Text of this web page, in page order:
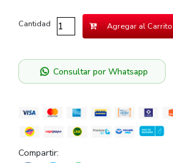
Cantidad Agregar al Carrito
Consultar por Whatsapp
Compartir: